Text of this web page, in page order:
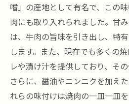
噌」の産地として有名で、この
肉にも取り入れられました。甘
は、牛肉の旨味を引き出し、特
します。また、現在でも多くの
レや漬け汁を提供しており、そ
さらに、醤油やニンニクを加え
れらの味付けは焼肉の一皿一皿